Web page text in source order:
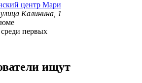
центр Мари
Калинина, 1
первых
ищут